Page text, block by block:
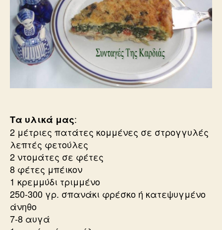
Τα υλικά μας:
2 μέτριες πατάτες κομμένες σε στρογγυλές
λεπτές φετούλες
2 ντομάτες σε φέτες
8 φέτες μπέικον
1 κρεμμύδι τριμμένο
250-300 γρ. σπανάκι φρέσκο ή κατεψυγμένο
άνηθο
7-8 αυγά